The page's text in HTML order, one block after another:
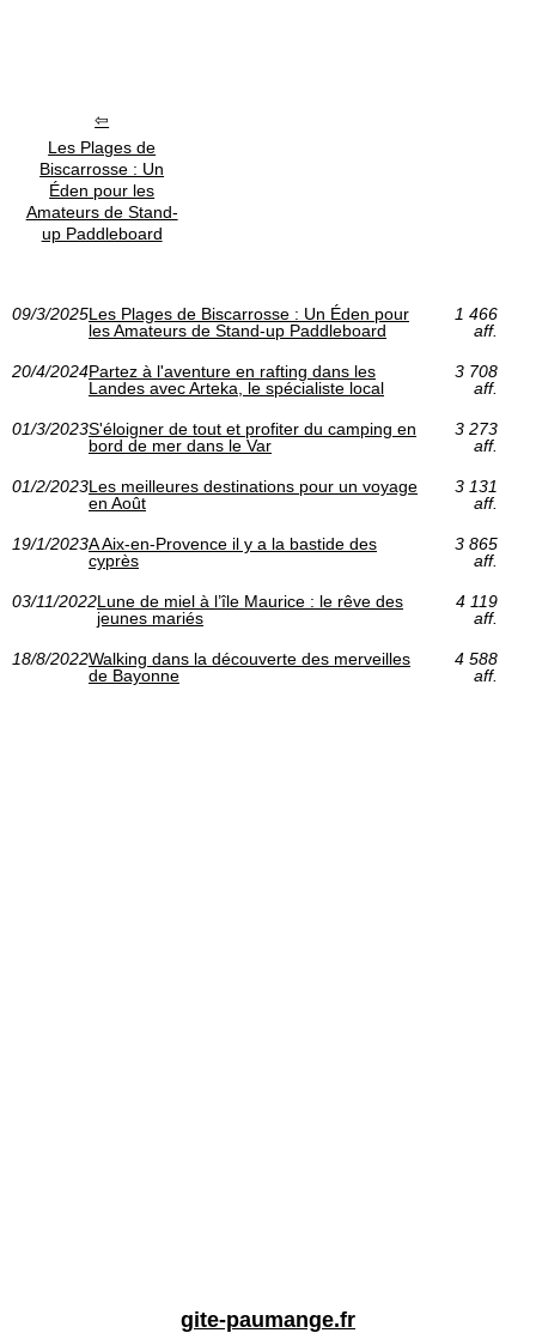
Les Plages de
Biscarrosse : Un
Éden pour les
Amateurs de Stand-
up Paddleboard
09/3/2025Les Plages de Biscarrosse : Un Éden pour
les Amateurs de Stand-up Paddleboard
1 466
aff.
20/4/2024Partez à l'aventure en rafting dans les
Landes avec Arteka, le spécialiste local
3 708
aff.
01/3/2023S'éloigner de tout et profiter du camping en
bord de mer dans le Var
3 273
aff.
01/2/2023Les meilleures destinations pour un voyage
en Août
3 131
aff.
19/1/2023A Aix-en-Provence il y a la bastide des
cyprès
3 865
aff.
03/11/2022Lune de miel à l’île Maurice : le rêve des
jeunes mariés
4 119
aff.
18/8/2022Walking dans la découverte des merveilles
de Bayonne
4 588
aff.
gite-paumange.fr